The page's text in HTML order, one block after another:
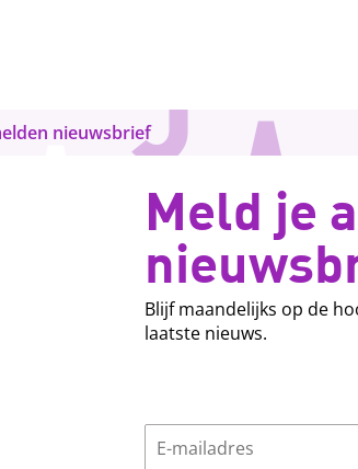
nieuwsbrief
Meld je
Blijf maandelijks op de
laatste nieuws.